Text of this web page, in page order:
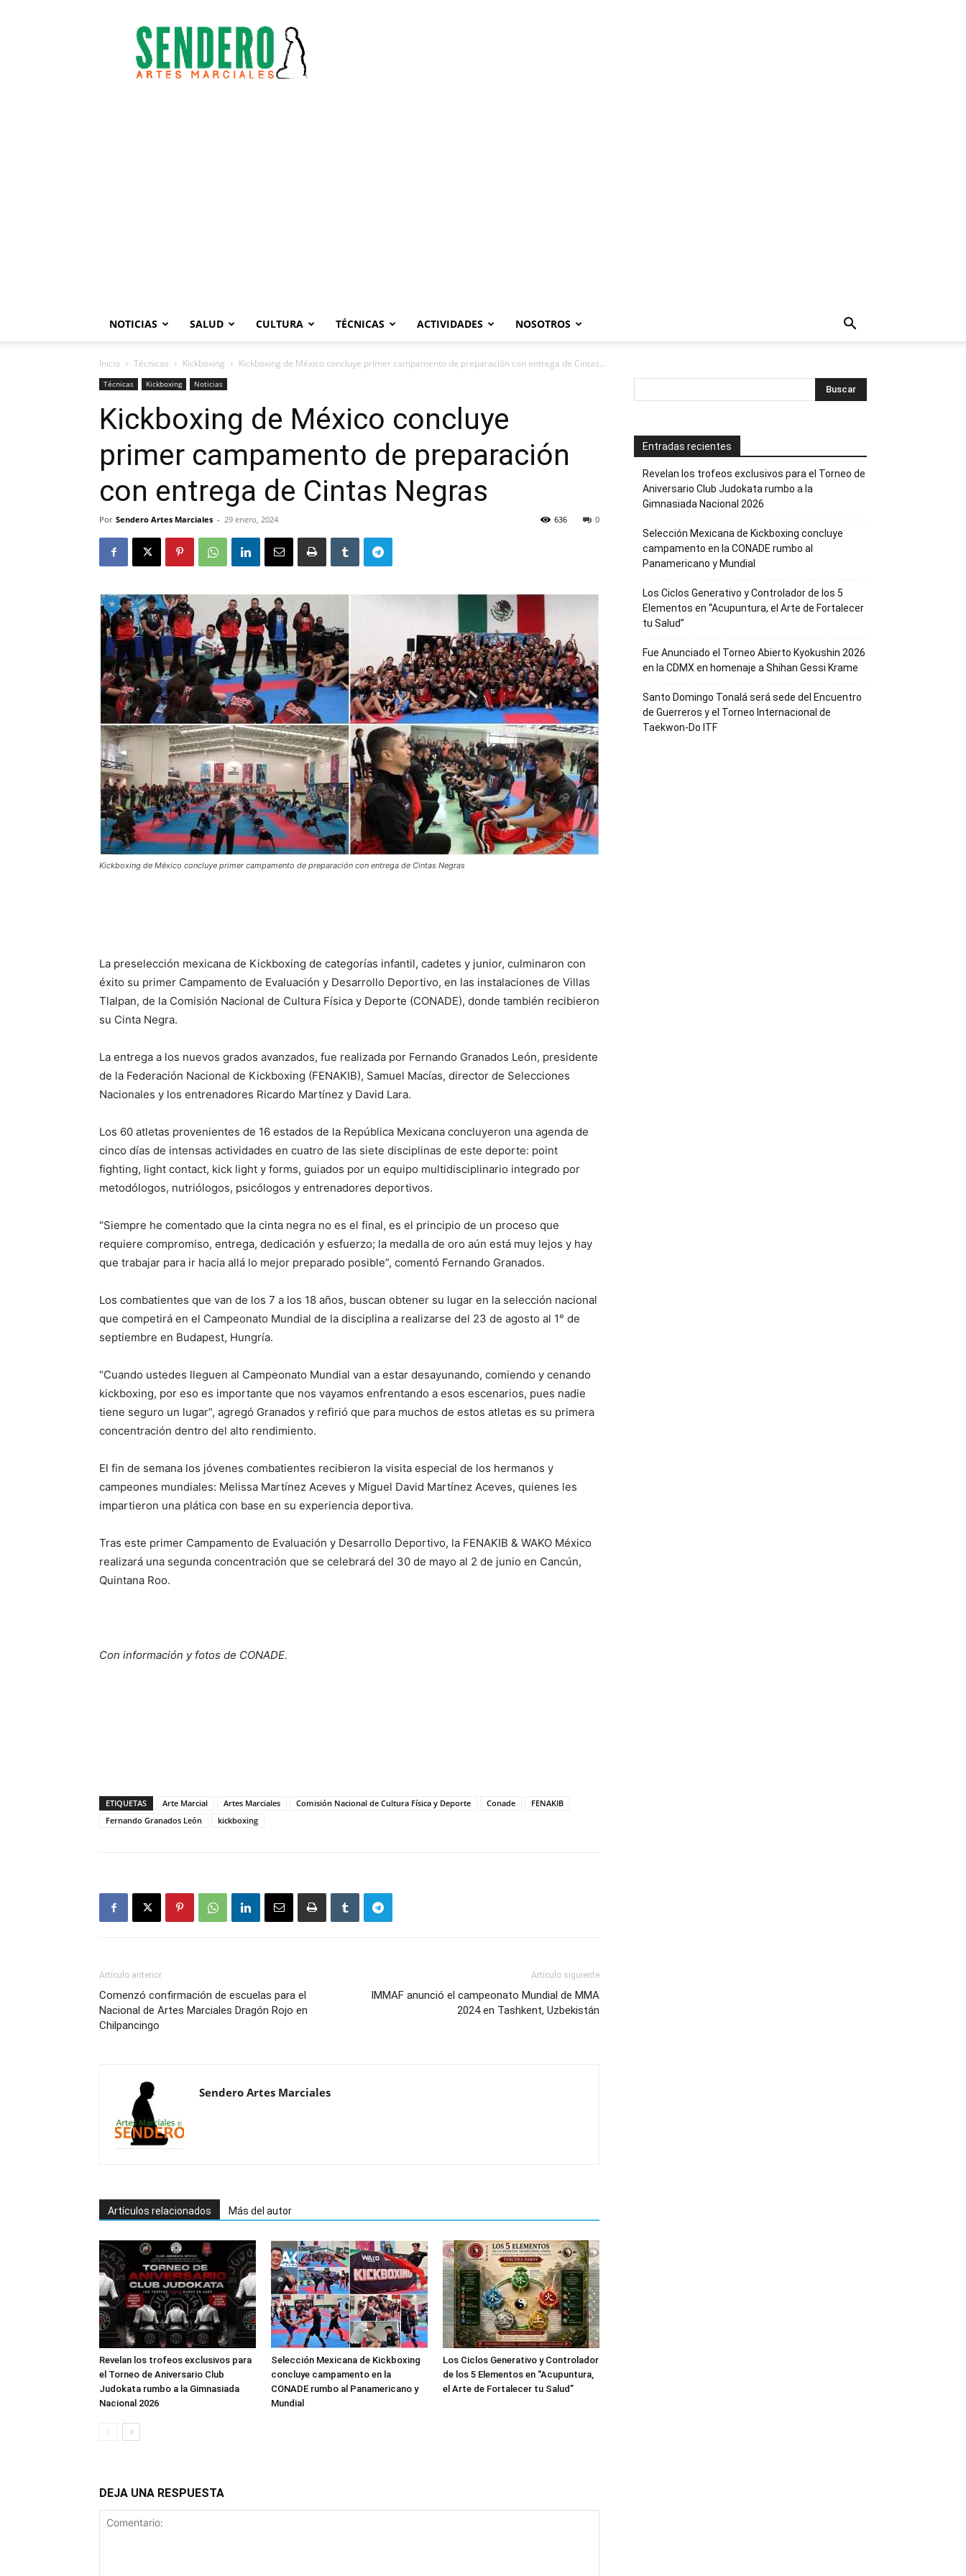
Sendero
Artes
Marciales
NOTICIAS SALUD CULTURA TÉCNICAS ACTIVIDADES NOSOTROS
Inicio Técnicas Kickboxing Kickboxing de México concluye primer campamento de preparación con entrega de Cintas...
Técnicas Kickboxing Noticias
Kickboxing de México concluye
primer campamento de preparación
con entrega de Cintas Negras
Por Sendero Artes Marciales - 29 enero, 2024 0
636
Kickboxing de México concluye primer campamento de preparación con entrega de Cintas Negras
La preselección mexicana de Kickboxing de categorías infantil, cadetes y junior, culminaron con
éxito su primer Campamento de Evaluación y Desarrollo Deportivo, en las instalaciones de Villas
Tlalpan, de la Comisión Nacional de Cultura Física y Deporte (CONADE), donde también recibieron
su Cinta Negra.
La entrega a los nuevos grados avanzados, fue realizada por Fernando Granados León, presidente
de la Federación Nacional de Kickboxing (FENAKIB), Samuel Macías, director de Selecciones
Nacionales y los entrenadores Ricardo Martínez y David Lara.
Los 60 atletas provenientes de 16 estados de la República Mexicana concluyeron una agenda de
cinco días de intensas actividades en cuatro de las siete disciplinas de este deporte: point
fighting, light contact, kick light y forms, guiados por un equipo multidisciplinario integrado por
metodólogos, nutriólogos, psicólogos y entrenadores deportivos.
“Siempre he comentado que la cinta negra no es el final, es el principio de un proceso que
requiere compromiso, entrega, dedicación y esfuerzo; la medalla de oro aún está muy lejos y hay
que trabajar para ir hacia allá lo mejor preparado posible”, comentó Fernando Granados.
Los combatientes que van de los 7 a los 18 años, buscan obtener su lugar en la selección nacional
que competirá en el Campeonato Mundial de la disciplina a realizarse del 23 de agosto al 1° de
septiembre en Budapest, Hungría.
“Cuando ustedes lleguen al Campeonato Mundial van a estar desayunando, comiendo y cenando
kickboxing, por eso es importante que nos vayamos enfrentando a esos escenarios, pues nadie
tiene seguro un lugar”, agregó Granados y refirió que para muchos de estos atletas es su primera
concentración dentro del alto rendimiento.
El fin de semana los jóvenes combatientes recibieron la visita especial de los hermanos y
campeones mundiales: Melissa Martínez Aceves y Miguel David Martínez Aceves, quienes les
impartieron una plática con base en su experiencia deportiva.
Tras este primer Campamento de Evaluación y Desarrollo Deportivo, la FENAKIB & WAKO México
realizará una segunda concentración que se celebrará del 30 de mayo al 2 de junio en Cancún,
Quintana Roo.
Con información y fotos de CONADE.
ETIQUETAS Arte Marcial Artes Marciales Comisión Nacional de Cultura Física y Deporte Conade
FENAKIB
Fernando Granados León
kickboxing
Artículo anterior
Comenzó confirmación de escuelas para el
Nacional de Artes Marciales Dragón Rojo en
Chilpancingo
Artículo siguiente
IMMAF anunció el campeonato Mundial de MMA
2024 en Tashkent, Uzbekistán
Sendero Artes Marciales
Artículos relacionados Más del autor
Revelan los trofeos exclusivos para
el Torneo de Aniversario Club
Judokata rumbo a la Gimnasiada
Nacional 2026
Selección Mexicana de Kickboxing
concluye campamento en la
CONADE rumbo al Panamericano y
Mundial
Los Ciclos Generativo y Controlador
de los 5 Elementos en “Acupuntura,
el Arte de Fortalecer tu Salud”
DEJA UNA RESPUESTA
Entradas recientes
Revelan los trofeos exclusivos para el Torneo de
Aniversario Club Judokata rumbo a la
Gimnasiada Nacional 2026
Selección Mexicana de Kickboxing concluye
campamento en la CONADE rumbo al
Panamericano y Mundial
Los Ciclos Generativo y Controlador de los 5
Elementos en “Acupuntura, el Arte de Fortalecer
tu Salud”
Fue Anunciado el Torneo Abierto Kyokushin 2026
en la CDMX en homenaje a Shihan Gessi Krame
Santo Domingo Tonalá será sede del Encuentro
de Guerreros y el Torneo Internacional de
Taekwon-Do ITF